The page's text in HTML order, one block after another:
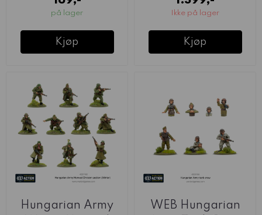
på lager
Kjøp
Ikke på lager
Kjøp
Hungarian Army
WEB Hungarian